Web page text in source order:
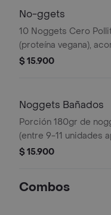
No-ggets
10 Noggets Cero
(proteína vegana),
aparte de salsa a
$ 15.900
Noggets Bañados
Porción 180gr de
(entre 9-11 unidades
en salsa BBQ, Miel-
$ 15.900
Combos